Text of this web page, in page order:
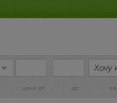
-
цена от до